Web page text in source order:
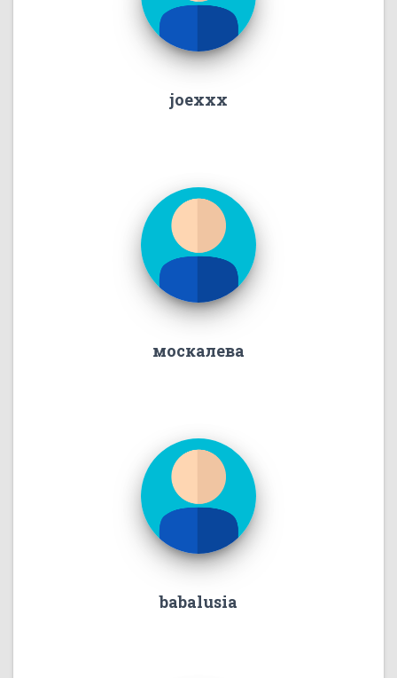
joexxx
москалева
babalusia